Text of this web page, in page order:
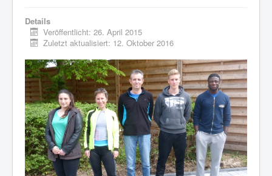
Details
Veröffentlicht: 26. April 2015
Zuletzt aktualisiert: 12. Oktober 2016